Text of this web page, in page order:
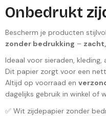
Onbedrukt
Bescherm je producten
zonder bedrukking –
Ideaal voor sieraden,
Dit papier zorgt voor een
Altijd op voorraad en
dagelijks gebruik in winkel of
✅ Wit zijdepapier zonder